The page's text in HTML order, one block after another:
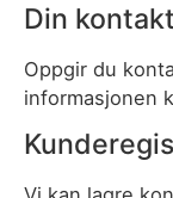
Din
Oppgir du
informasjonen